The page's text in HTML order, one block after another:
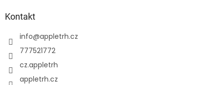
Kontakt
info@appletrh.cz
777521772
cz.appletrh
appletrh.cz